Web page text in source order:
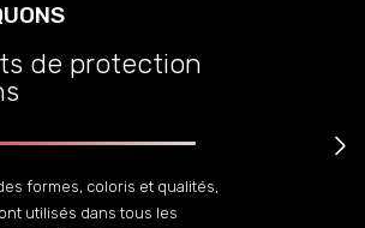
formes, coloris et qualités,
utilisés dans tous les
de protection